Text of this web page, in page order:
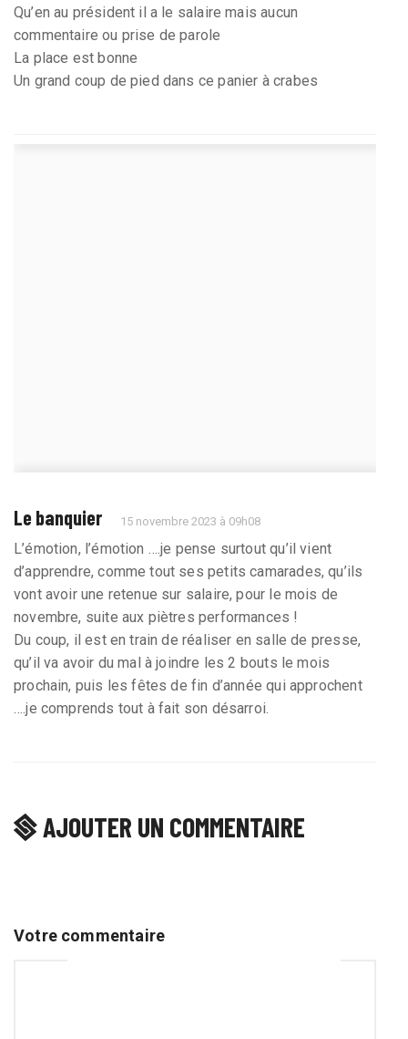
Qu’en au président il a le salaire mais aucun
commentaire ou prise de parole
La place est bonne
Un grand coup de pied dans ce panier à crabes
Le banquier 15 novembre 2023 à 09h08
L’émotion, l’émotion ….je pense surtout qu’il vient
d’apprendre, comme tout ses petits camarades, qu’ils
vont avoir une retenue sur salaire, pour le mois de
novembre, suite aux piètres performances !
Du coup, il est en train de réaliser en salle de presse,
qu’il va avoir du mal à joindre les 2 bouts le mois
prochain, puis les fêtes de fin d’année qui approchent
….je comprends tout à fait son désarroi.
AJOUTER UN COMMENTAIRE
Votre commentaire